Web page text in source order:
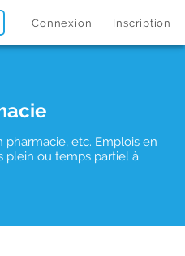
Connexion Inscription
etc. Emplois en
plein ou temps partiel à